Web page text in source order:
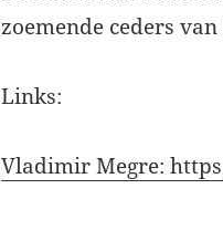
zoemende ceders van
Links:
Vladimir Megre: